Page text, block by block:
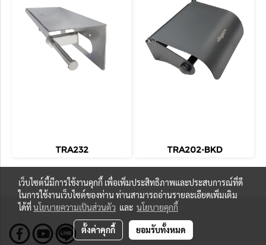
TRA232 TRA202-BKD
เว็บไซต์นี้มีการใช้งานคุกกี้ เพื่อเพิ่มประสิทธิภาพและประสบการณ์ที่ดี
ในการใช้งานเว็บไซต์ของท่าน ท่านสามารถอ่านรายละเอียดเพิ่มเติม
ได้ที่นโยบายความเป็นส่วนตัว และ นโยบายคุกกี้
ตั้งค่าคุกกี้ ยอมรับทั้งหมด